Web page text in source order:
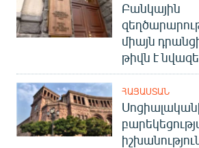
ՁԳՏԵԼՈՎ ԼԱՎԱԳՈՒՅՆԻՆ
Հայերեն
English
Русский
Բանկային
միայն
թիվն է
ՀԱՅԱՍՏԱՆ